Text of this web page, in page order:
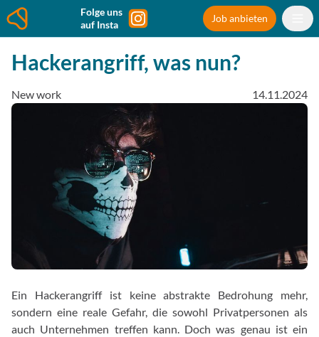
Folge uns
auf Insta
Job anbieten
Hackerangriff, was nun?
New work 14.11.2024
Ein Hackerangriff ist keine abstrakte Bedrohung mehr,
sondern eine reale Gefahr, die sowohl Privatpersonen als
auch Unternehmen treffen kann. Doch was genau ist ein